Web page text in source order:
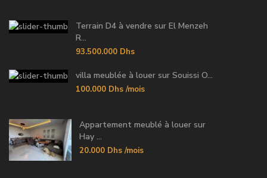
Terrain D4 à vendre sur El Menzeh
R...
93.500.000 Dhs
villa meublée à louer sur Souissi O...
100.000 Dhs /mois
Appartement meublé à louer sur
Hay ...
20.000 Dhs /mois